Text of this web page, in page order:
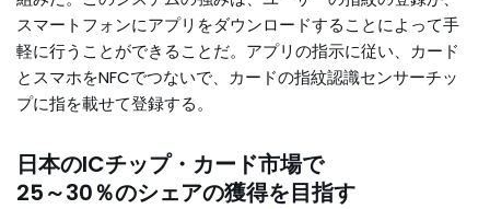
スマートフォンにアプリをダウンロードすることによって手
軽に行うことができることだ。アプリの指示に従い、カード
とスマホをNFCでつないで、カードの指紋認識センサーチッ
プに指を載せて登録する。
日本のICチップ・カード市場で
25～30％のシェアの獲得を目指す